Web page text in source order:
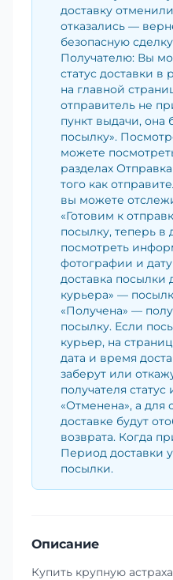
доставку
отказались —
безопасную
Получателю: Вы
статус доставки
на главной
отправитель не
пункт выдачи, она
посылку».
можете
разделах
того как
вы можете
«Готовим к
посылку, теперь в
посмотреть
фотографии и
доставка посылки
курьера» —
«Получена» —
посылку. Если
курьер, на
дата и время
заберут или
получателя статус
«Отменена», а для
доставке будут
возврата. Когда
Период доставки
посылки.
Описание
Купить крупную